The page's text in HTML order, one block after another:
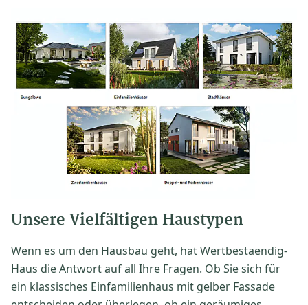
Unsere Vielfältigen Haustypen
Wenn es um den Hausbau geht, hat Wertbestaendig-
Haus die Antwort auf all Ihre Fragen. Ob Sie sich für
ein klassisches Einfamilienhaus mit gelber Fassade